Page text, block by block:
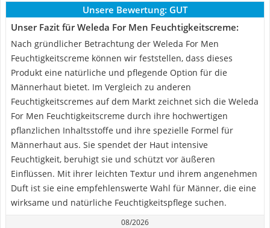
Unsere Bewertung: GUT
Unser Fazit für Weleda For Men Feuchtigkeitscreme:
Nach gründlicher Betrachtung der Weleda For Men
Feuchtigkeitscreme können wir feststellen, dass dieses
Produkt eine natürliche und pflegende Option für die
Männerhaut bietet. Im Vergleich zu anderen
Feuchtigkeitscremes auf dem Markt zeichnet sich die Weleda
For Men Feuchtigkeitscreme durch ihre hochwertigen
pflanzlichen Inhaltsstoffe und ihre spezielle Formel für
Männerhaut aus. Sie spendet der Haut intensive
Feuchtigkeit, beruhigt sie und schützt vor äußeren
Einflüssen. Mit ihrer leichten Textur und ihrem angenehmen
Duft ist sie eine empfehlenswerte Wahl für Männer, die eine
wirksame und natürliche Feuchtigkeitspflege suchen.
08/2026